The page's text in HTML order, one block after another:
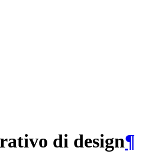
di design¶